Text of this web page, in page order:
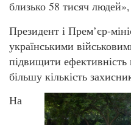
близько 58 тисяч людей»,
Президент і Прем’єр-
українськими
підвищити
більшу кількість
На